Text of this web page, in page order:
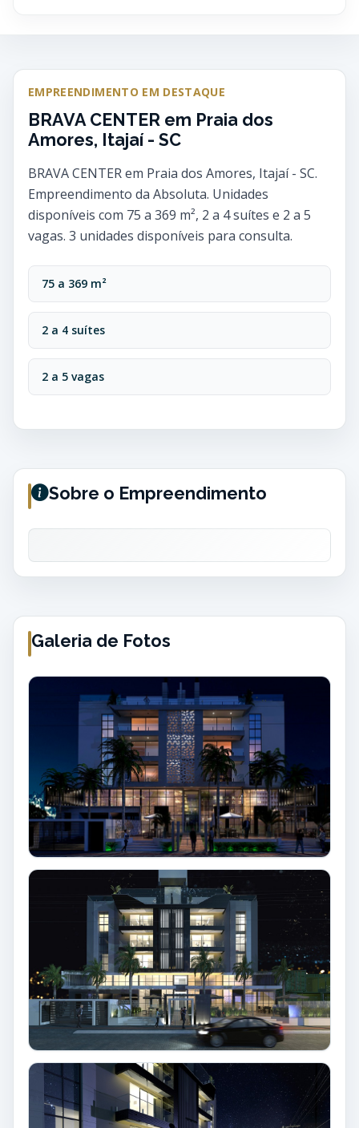
EMPREENDIMENTO EM DESTAQUE
BRAVA CENTER em Praia dos
Amores, Itajaí - SC
BRAVA CENTER em Praia dos Amores, Itajaí - SC.
Empreendimento da Absoluta. Unidades
disponíveis com 75 a 369 m², 2 a 4 suítes e 2 a 5
vagas. 3 unidades disponíveis para consulta.
75 a 369 m²
2 a 4 suítes
2 a 5 vagas
Sobre o Empreendimento
Galeria de Fotos